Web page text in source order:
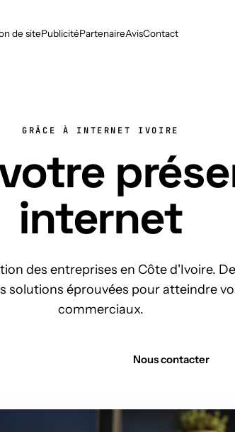
de sitePublicitéPartenaireAvisContact
GRÂCE À INTERNET IVOIRE
internet
des entreprises en Côte d'Ivoire.
solutions éprouvées pour atteindre
commerciaux.
Nous contacter